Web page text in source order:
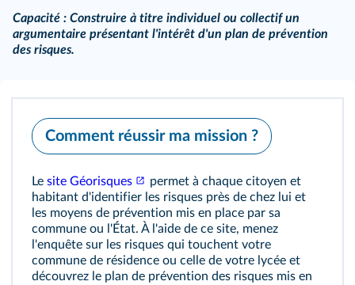
Capacité : Construire à titre individuel ou collectif un
argumentaire présentant l'intérêt d'un plan de prévention
des risques.
Comment réussir ma mission ?
Le site Géorisques
permet à chaque citoyen et
habitant d'identifier les risques près de chez lui et
les moyens de prévention mis en place par sa
commune ou l'État. À l'aide de ce site, menez
l'enquête sur les risques qui touchent votre
commune de résidence ou celle de votre lycée et
découvrez le plan de prévention des risques mis en